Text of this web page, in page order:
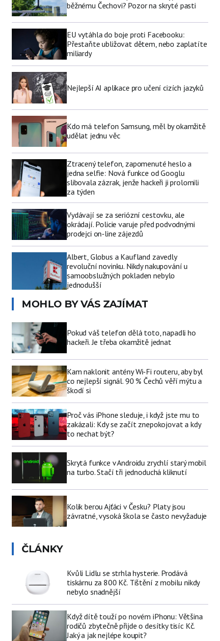
běžnému Čechovi? Pozor na skryté pasti
EU vytáhla do boje proti Facebooku:
Přestaňte ubližovat dětem, nebo zaplatíte
miliardy
Nejlepší AI aplikace pro učení cizích jazyků
Kdo má telefon Samsung, měl by okamžitě
udělat jednu věc
Ztracený telefon, zapomenuté heslo a
jedna selfie: Nová funkce od Googlu
slibovala zázrak, jenže hackeři ji prolomili
za týden
Vydávají se za seriózní cestovku, ale
okrádají. Policie varuje před podvodnými
prodejci on-line zájezdů
Albert, Globus a Kaufland zavedly
revoluční novinku. Nikdy nakupování u
samoobslužných pokladen nebylo
jednodušší
MOHLO BY VÁS ZAJÍMAT
Pokud váš telefon dělá toto, napadli ho
hackeři. Je třeba okamžitě jednat
Kam naklonit antény Wi-Fi routeru, aby byl
co nejlepší signál. 90 % Čechů věří mýtu a
škodí si
Proč vás iPhone sleduje, i když jste mu to
zakázali: Kdy se začít znepokojovat a kdy
to nechat být?
Skrytá funkce v Androidu zrychlí starý mobil
na turbo. Stačí tři jednoduchá kliknutí
Kolik berou Ajťáci v Česku? Platy jsou
závratné, vysoká škola se často nevyžaduje
ČLÁNKY
Kvůli Lidlu se strhla hysterie. Prodává
tiskárnu za 800 Kč. Tištění z mobilu nikdy
nebylo snadnější
Když dítě touží po novém iPhonu: Většina
rodičů zbytečně přijde o desítky tisíc Kč.
Jaký a jak nejlépe koupit?